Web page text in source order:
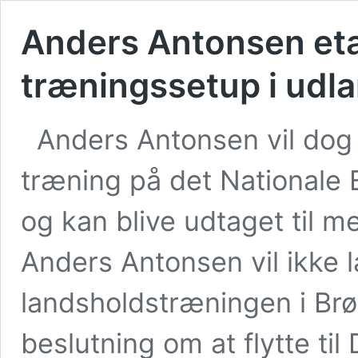
Anders Antonsen
træningssetup i
Anders Antonsen vil
træning på det Nationale
og kan blive udtaget til
Anders Antonsen vil
landsholdstræningen i
beslutning om at flytte til